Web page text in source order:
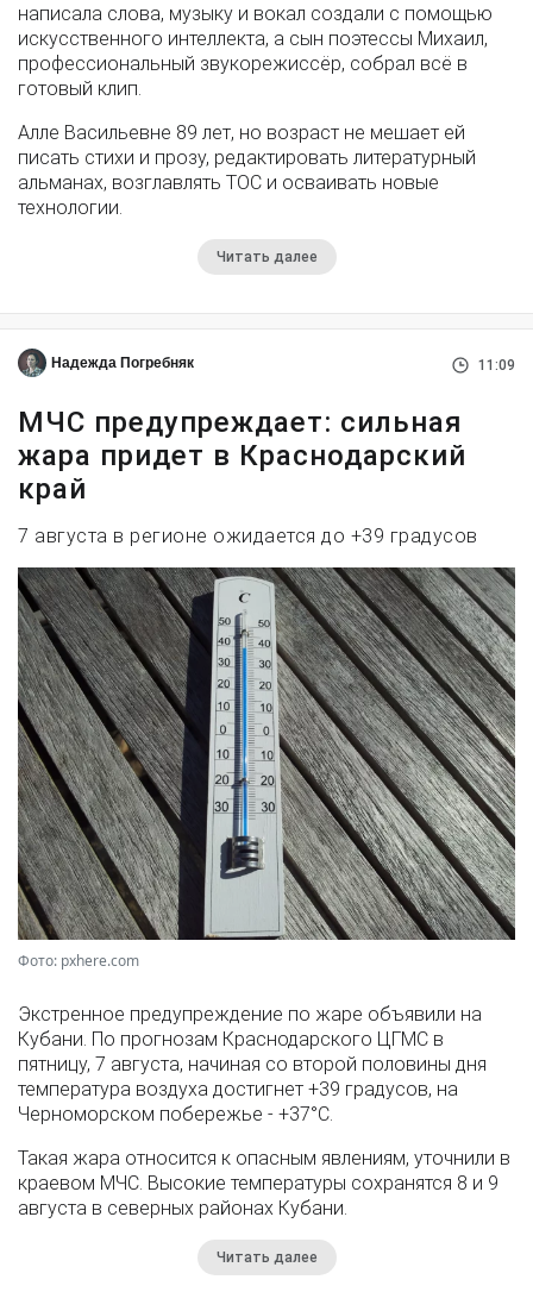
написала слова, музыку и вокал создали с помощью
искусственного интеллекта, а сын поэтессы Михаил,
профессиональный звукорежиссёр, собрал всё в
готовый клип.
Алле Васильевне 89 лет, но возраст не мешает ей
писать стихи и прозу, редактировать литературный
альманах, возглавлять ТОС и осваивать новые
технологии.
Читать далее
Надежда Погребняк 11:09
МЧС предупреждает: сильная
жара придет в Краснодарский
край
7 августа в регионе ожидается до +39 градусов
Фото: pxhere.com
Экстренное предупреждение по жаре объявили на
Кубани. По прогнозам Краснодарского ЦГМС в
пятницу, 7 августа, начиная со второй половины дня
температура воздуха достигнет +39 градусов, на
Черноморском побережье - +37°­С.
Такая жара относится к опасным явлениям, уточнили в
краевом МЧС. Высокие температуры сохранятся 8 и 9
августа в северных районах Кубани.
Читать далее